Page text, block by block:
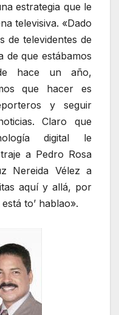
estrategia que le
televisiva. «Dado
de televidentes de
de que estábamos
hace un año,
que hacer es
y seguir
Claro que
digital le
a Pedro Rosa
Nereida Vélez a
aquí y allá, por
to’ hablao».